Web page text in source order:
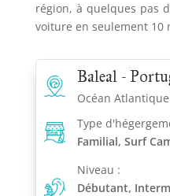
région, à quelques pas
voiture en seulement 10
Baleal -
Océan Atlantique
Type
Familial, Surf
Niveau :
Débutant,